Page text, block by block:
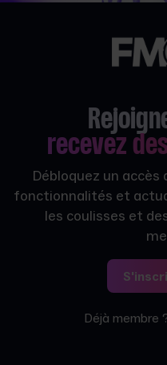
recevez
Débloquez un
fonctionnalités et
les coulisses et
Déjà membre